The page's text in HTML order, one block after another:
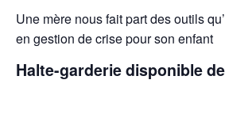
Une mère nous fait part des outils
en gestion de crise pour son enfant
Halte-garderie disponible